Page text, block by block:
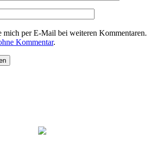
mich per E-Mail bei weiteren Kommentaren.
Kommentar.